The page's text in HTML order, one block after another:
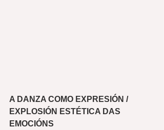
A DANZA COMO EXPRESIÓN /
EXPLOSIÓN ESTÉTICA DAS
EMOCIÓNS